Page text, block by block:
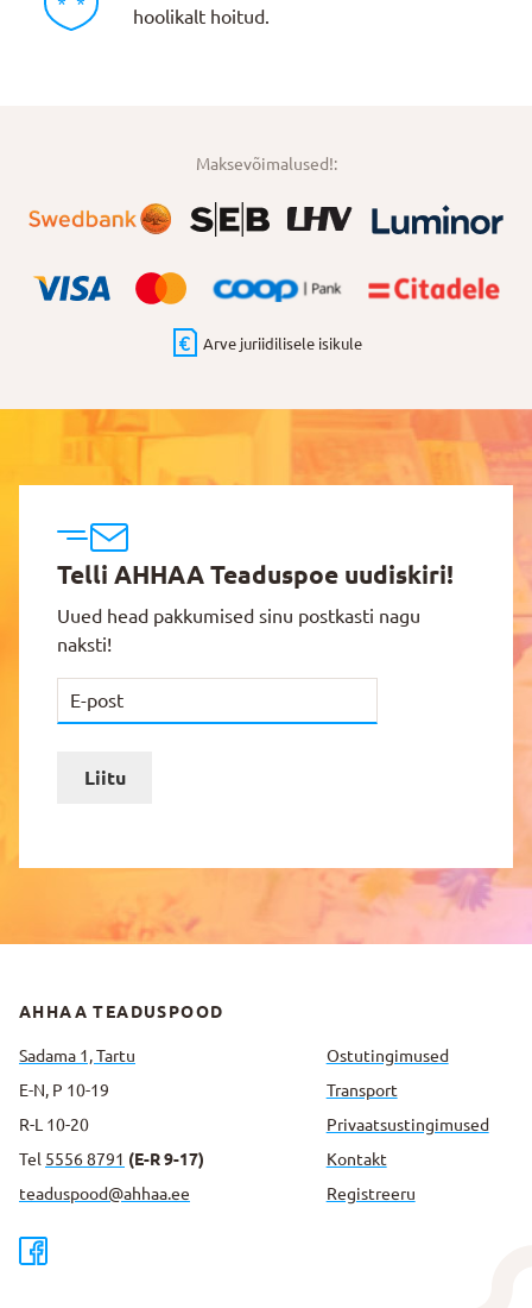
hoolikalt hoitud.
Maksevõimalused!:
Arve juriidilisele isikule
Telli AHHAA Teaduspoe uudiskiri!
Uued head pakkumised sinu postkasti nagu
naksti!
Liitu
AHHAA TEADUSPOOD
Sadama 1, Tartu
E-N, P 10-19
R-L 10-20
Tel 5556 8791 (E-R 9-17)
teaduspood@ahhaa.ee
Ostutingimused
Transport
Privaatsus­tingimused
Kontakt
Registreeru